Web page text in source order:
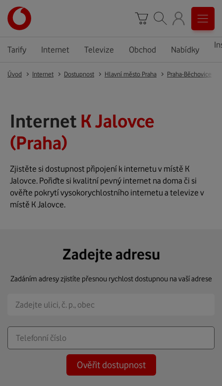
Tarify Internet Televize Obchod Nabídky
Úvod Internet Dostupnost Hlavní město Praha Praha-Běchovice
Internet K Jalovce
(Praha)
Zjistěte si dostupnost připojení k internetu v místě K
Jalovce. Pořiďte si kvalitní pevný internet na doma či si
ověřte pokrytí vysokorychlostního internetu a televize v
místě K Jalovce.
Zadejte adresu
Zadáním adresy zjistíte přesnou rychlost dostupnou na vaší adrese
Ověřit dostupnost